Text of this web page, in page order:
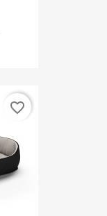
favorite_border